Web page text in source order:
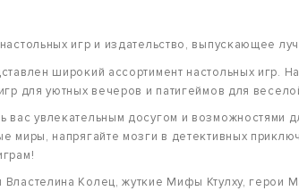
игр и издательство, выпускающее
широкий ассортимент настольных игр.
для уютных вечеров и патигеймов для
вас увлекательным досугом и возможностями
миры, напрягайте мозги в детективных
Колец, жуткие Мифы Ктулху, герои